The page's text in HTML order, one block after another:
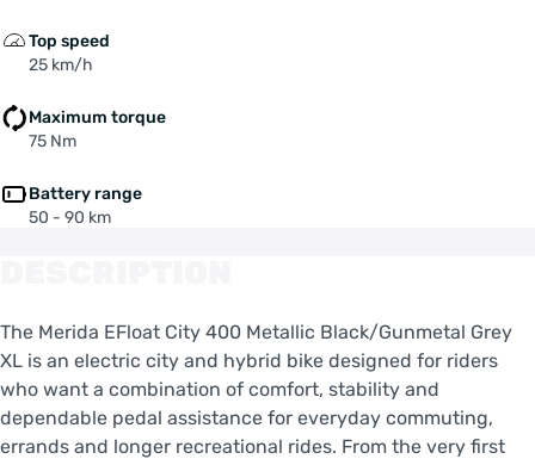
Top speed
25 km/h
Maximum torque
75 Nm
Battery range
50 - 90 km
The Merida EFloat City 400 Metallic Black/Gunmetal Grey
XL is an electric city and hybrid bike designed for riders
who want a combination of comfort, stability and
dependable pedal assistance for everyday commuting,
errands and longer recreational rides. From the very first